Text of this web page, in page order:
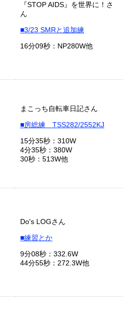
『STOP AIDS』を世界に！さ
ん
■3/23 SMRと追加練
16分09秒：NP280W他
まこっち自転車日記さん
■房総練 TSS282/2552KJ
15分35秒：310W
4分35秒：380W
30秒：513W他
Do's LOGさん
■練習とか
9分08秒：332.6W
44分55秒：272.3W他